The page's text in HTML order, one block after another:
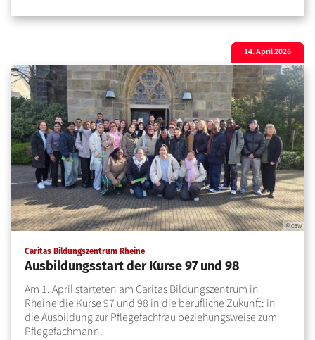
© CBW
Caritas Bildungszentrum Rheine:
Ausbildungsstart der Kurse 97 und 98
14. April 2026
Am 1. April starteten am Caritas Bildungszentrum in
Rheine die Kurse 97 und 98 in die berufliche Zukunft: in
die Ausbildung zur Pflegefachfrau beziehungsweise zum
Pflegefachmann.